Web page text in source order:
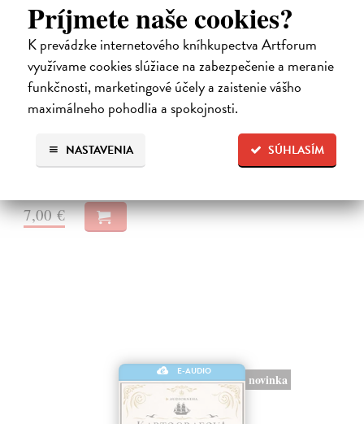
Príjmete naše cookies?
K prevádzke internetového kníhkupectva Artforum
využívame cookies slúžiace na zabezpečenie a meranie
funkčnosti, marketingové účely a zaistenie vášho
maximálneho pohodlia a spokojnosti.
SÚHLASÍM
NASTAVENIA
Premena
Franz Kafka| Elektronická audiokniha
Notoricky známa poviedka Franza Kafku z roku 1915, v ktorej sa
„odporný hmyz“.Je to príbeh premeny bez zľutovania či prílišného
súcitu…
7,00 €
E-AUDIO
novinka